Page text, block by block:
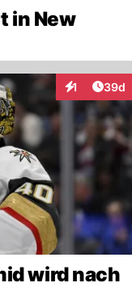
in New
1
Interaktionen
39d
wird nach